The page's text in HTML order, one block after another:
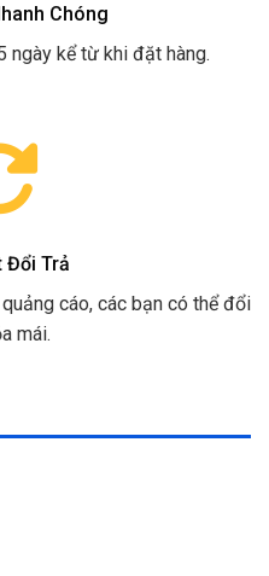
Chóng
ngày kể từ khi đặt hàng.
Đổi Trả
cáo, các bạn có thể đổi
mái.